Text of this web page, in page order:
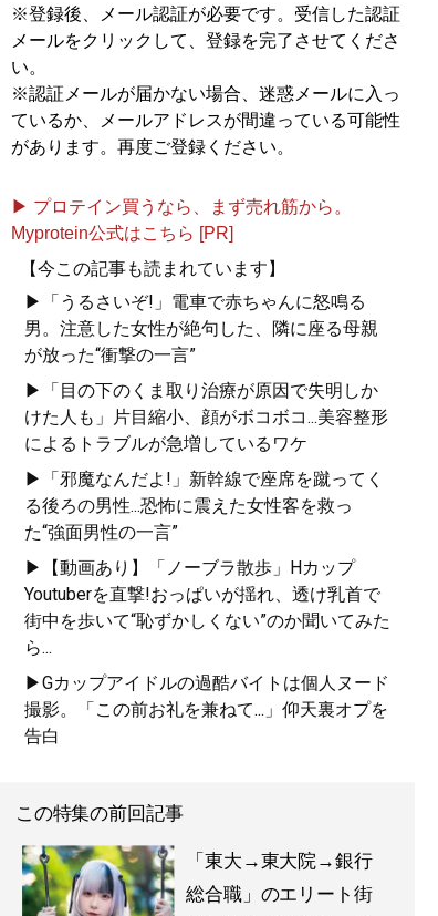
※登録後、メール認証が必要です。受信した認証
メールをクリックして、登録を完了させてくださ
い。
※認証メールが届かない場合、迷惑メールに入っ
ているか、メールアドレスが間違っている可能性
があります。再度ご登録ください。
▶ プロテイン買うなら、まず売れ筋から。
Myprotein公式はこちら [PR]
【今この記事も読まれています】
▶「うるさいぞ!」電車で赤ちゃんに怒鳴る
男。注意した女性が絶句した、隣に座る母親
が放った“衝撃の一言”
▶「目の下のくま取り治療が原因で失明しか
けた人も」片目縮小、顔がボコボコ...美容整形
によるトラブルが急増しているワケ
▶「邪魔なんだよ!」新幹線で座席を蹴ってく
る後ろの男性...恐怖に震えた女性客を救っ
た“強面男性の一言”
▶【動画あり】「ノーブラ散歩」Hカップ
Youtuberを直撃!おっぱいが揺れ、透け乳首で
街中を歩いて“恥ずかしくない”のか聞いてみた
ら...
▶Gカップアイドルの過酷バイトは個人ヌード
撮影。「この前お礼を兼ねて...」仰天裏オプを
告白
この特集の前回記事
「東大→東大院→銀行
総合職」のエリート街